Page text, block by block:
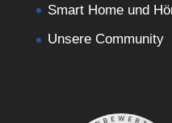
Smart Home und
Unsere Community